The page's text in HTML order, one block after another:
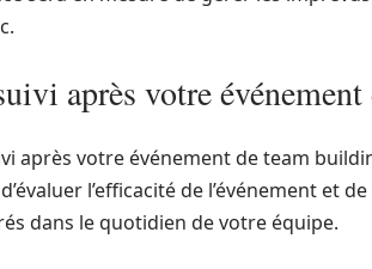
après votre
après votre événement de team
d’évaluer l’efficacité de l’événement et
dans le quotidien de votre équipe.